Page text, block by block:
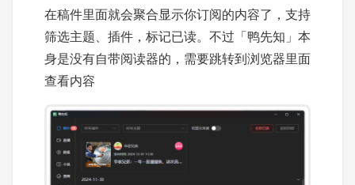
在稿件里面就会聚合显示你订阅的内容了，支持
筛选主题、插件，标记已读。不过「鸭先知」本
身是没有自带阅读器的，需要跳转到浏览器里面
查看内容